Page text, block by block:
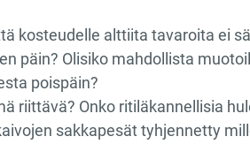
kosteudelle alttiita tavaroita ei
päin? Olisiko mahdollista
poispäin?
riittävä? Onko ritiläkannellisia
sakkapesät tyhjennetty